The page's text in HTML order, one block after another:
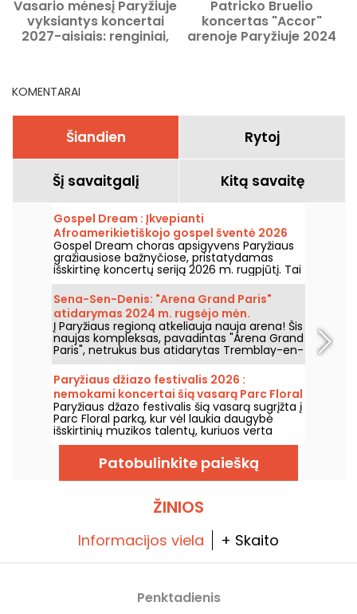
Vasario mėnesį Paryžiuje
vyksiantys koncertai
2027-aisiais: renginiai,
Patricko Bruelio
koncertas "Accor"
arenoje Paryžiuje 2024
KOMENTARAI
Šiandien Rytoj
Šį savaitgalį Kitą savaitę
Gospel Dream : Įkvepianti
Afroamerikietiškojo gospel šventė 2026
m. rugpjūtį Paryžiuje
Gospel Dream choras apsigyvens Paryžiaus
gražiausiose bažnyčiose, pristatydamas
išskirtinę koncertų seriją 2026 m. rugpjūtį. Tai
unikali muzikos patirtis, švenčianti viltį,
vienybę ir atsparumą per autentikas
Afroamerikietiškosios bažnyčios giesmes.
Sena-Sen-Denis: "Arena Grand Paris"
atidarymas 2024 m. rugsėjo mėn.
Į Paryžiaus regioną atkeliauja nauja arena! Šis
naujas kompleksas, pavadintas "Arena Grand
Paris", netrukus bus atidarytas Tremblay-en-
France, Seine-Saint-Denis, ir turės dvi 7000 ir
2000 vietų sales. Mes jums viską apie tai
papasakosime.
Paryžiaus džiazo festivalis 2026 :
nemokami koncertai šią vasarą Parc Floral
grįžta, programa
Paryžiaus džazo festivalis šią vasarą sugrįžta į
Parc Floral parką, kur vėl laukia daugybė
išskirtinių muzikos talentų, kuriuos verta
pamatyti ir išgirsti įspūdingo kaimo ramybės
fone. Štai nemokamų koncertų programa,
kurią kviečiame atrasti nuo 2026 m. birželio
24 d. iki 2026 m. rugsėjo 6 d.
Patobulinkite paiešką
ŽINIOS
Informacijos viela + Skaito
Penktadienis